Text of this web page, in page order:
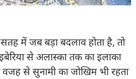
में जब बड़ा बदलाव होता है, तो
से अलास्का तक का इलाका
वजह से सुनामी का जोखिम भी रहता